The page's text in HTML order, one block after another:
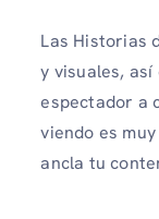
Las Historias
y visuales,
espectador a
viendo es
ancla tu